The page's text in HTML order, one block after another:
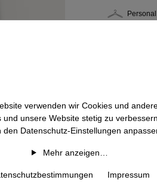
verwenden wir Cookies und
unsere Website stetig zu
den Datenschutz-Einstellungen
Mehr anzeigen…
Impressum